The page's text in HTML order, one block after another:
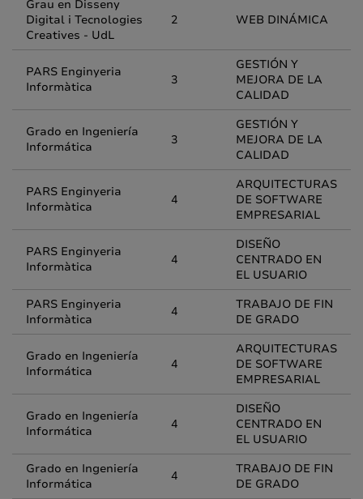
Grau en Disseny
Digital i Tecnologies
Creatives - UdL
2 WEB DINÁMICA
PARS Enginyeria
Informàtica
3
GESTIÓN Y
MEJORA DE LA
CALIDAD
Grado en Ingeniería
Informática
3
GESTIÓN Y
MEJORA DE LA
CALIDAD
PARS Enginyeria
Informàtica
4
ARQUITECTURAS
DE SOFTWARE
EMPRESARIAL
PARS Enginyeria
Informàtica
4
DISEÑO
CENTRADO EN
EL USUARIO
PARS Enginyeria
Informàtica
4
TRABAJO DE FIN
DE GRADO
Grado en Ingeniería
Informática
4
ARQUITECTURAS
DE SOFTWARE
EMPRESARIAL
Grado en Ingeniería
Informática
4
DISEÑO
CENTRADO EN
EL USUARIO
Grado en Ingeniería
Informática
4
TRABAJO DE FIN
DE GRADO